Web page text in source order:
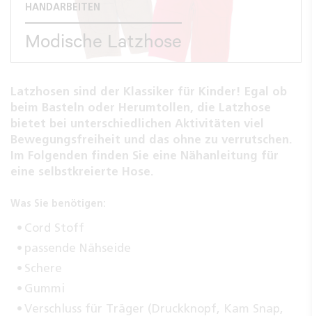
HANDARBEITEN
Modische Latzhose
Latzhosen sind der Klassiker für Kinder! Egal ob
beim Basteln oder Herumtollen, die Latzhose
bietet bei unterschiedlichen Aktivitäten viel
Bewegungsfreiheit und das ohne zu verrutschen.
Im Folgenden finden Sie eine Nähanleitung für
eine selbstkreierte Hose.
Was Sie benötigen:
Cord Stoff
passende Nähseide
Schere
Gummi
Verschluss für Träger (Druckknopf, Kam Snap,